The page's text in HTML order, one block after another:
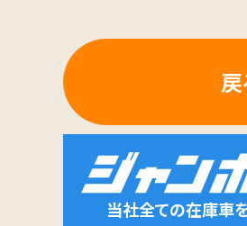
当社全ての在庫車